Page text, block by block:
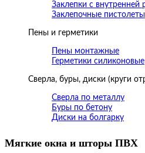
Заклепки с внутренней
Заклепочные пистолеты
Пены и герметики
Пены монтажные
Герметики силиконовые
Сверла, буры, диски (круги
Сверла по металлу
Буры по бетону
Диски на болгарку
Мягкие окна и шторы ПВХ